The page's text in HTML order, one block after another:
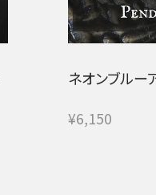
ネオンブルー
¥6,150